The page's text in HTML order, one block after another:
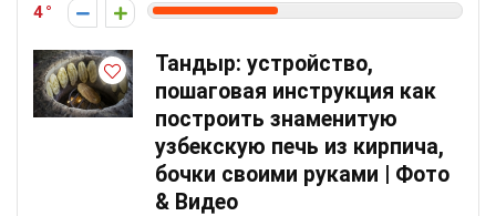
4
Тандыр: устройство,
пошаговая инструкция как
построить знаменитую
узбекскую печь из кирпича,
бочки своими руками | Фото
& Видео